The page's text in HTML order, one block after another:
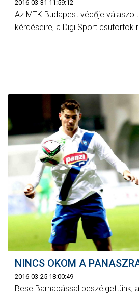
2016-03-31 11:59:12
Az MTK Budapest védője
kérdéseire, a Digi Sport csütörtök
NINCS OKOM A
2016-03-25 18:00:49
Bese Barnabással beszélgettünk,